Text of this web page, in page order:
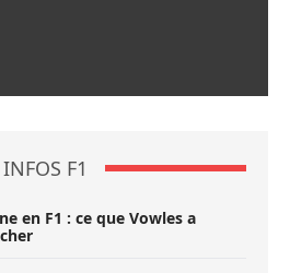
INFOS F1
en F1 : ce que Vowles a